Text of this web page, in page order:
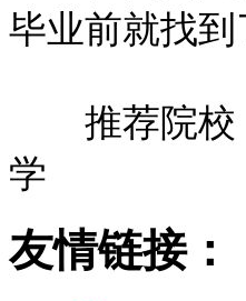
毕业前就找到
推荐院校：
学
友情链接：